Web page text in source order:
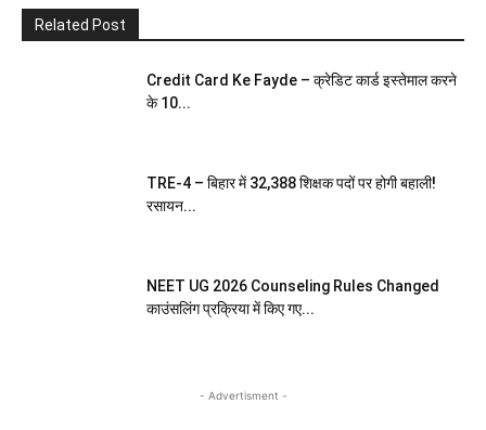
Related Post
Credit Card Ke Fayde – क्रेडिट कार्ड इस्तेमाल करने
के 10...
TRE-4 – बिहार में 32,388 शिक्षक पदों पर होगी बहाली!
रसायन...
NEET UG 2026 Counseling Rules Changed
काउंसलिंग प्रक्रिया में किए गए...
- Advertisment -